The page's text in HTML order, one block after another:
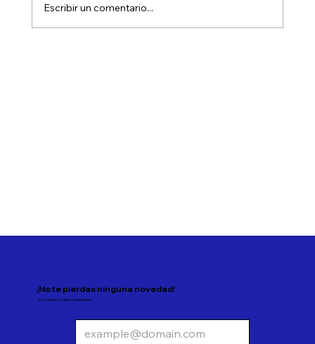
Escribir un comentario...
¡No te pierdas ninguna novedad!
Suscríbete a nuestro newsletter